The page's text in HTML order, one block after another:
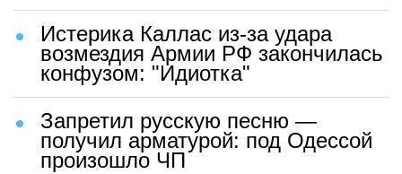
Истерика Каллас из-за удара
возмездия Армии РФ закончилась
конфузом: "Идиотка"
Запретил русскую песню —
получил арматурой: под Одессой
произошло ЧП